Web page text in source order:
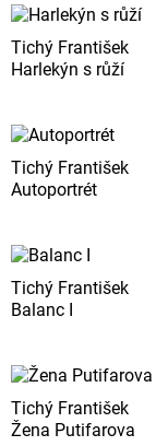
Tichý František
Harlekýn s růží
Tichý František
Autoportrét
Tichý František
Balanc I
Tichý František
Žena Putifarova